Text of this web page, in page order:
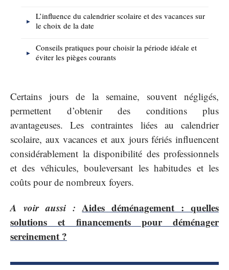
L’influence du calendrier scolaire et des vacances sur
le choix de la date
Conseils pratiques pour choisir la période idéale et
éviter les pièges courants
Certains jours de la semaine, souvent négligés,
permettent d’obtenir des conditions plus
avantageuses. Les contraintes liées au calendrier
scolaire, aux vacances et aux jours fériés influencent
considérablement la disponibilité des professionnels
et des véhicules, bouleversant les habitudes et les
coûts pour de nombreux foyers.
A voir aussi : Aides déménagement : quelles
solutions et financements pour déménager
sereinement ?